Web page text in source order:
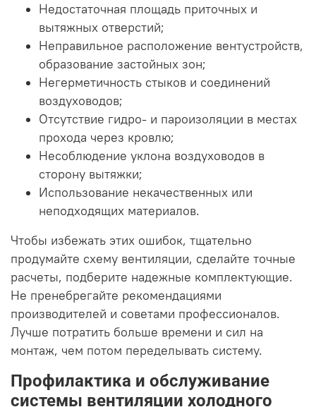
Недостаточная площадь приточных и
вытяжных отверстий;
Неправильное расположение вентустройств,
образование застойных зон;
Негерметичность стыков и соединений
воздуховодов;
Отсутствие гидро- и пароизоляции в местах
прохода через кровлю;
Несоблюдение уклона воздуховодов в
сторону вытяжки;
Использование некачественных или
неподходящих материалов.
Чтобы избежать этих ошибок, тщательно
продумайте схему вентиляции, сделайте точные
расчеты, подберите надежные комплектующие.
Не пренебрегайте рекомендациями
производителей и советами профессионалов.
Лучше потратить больше времени и сил на
монтаж, чем потом переделывать систему.
Профилактика и обслуживание
системы вентиляции холодного